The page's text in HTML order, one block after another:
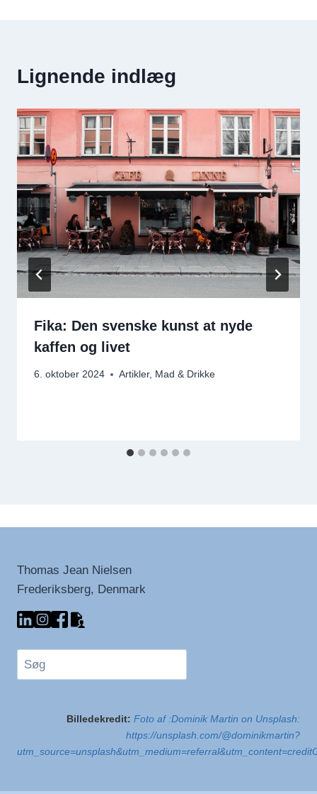
Lignende indlæg
Fika: Den svenske kunst at nyde
kaffen og livet
6. oktober 2024 Artikler, Mad & Drikke
Thomas Jean Nielsen
Frederiksberg, Denmark
Søg
Billedekredit: Foto af :Dominik Martin on Unsplash:
https://unsplash.com/@dominikmartin?